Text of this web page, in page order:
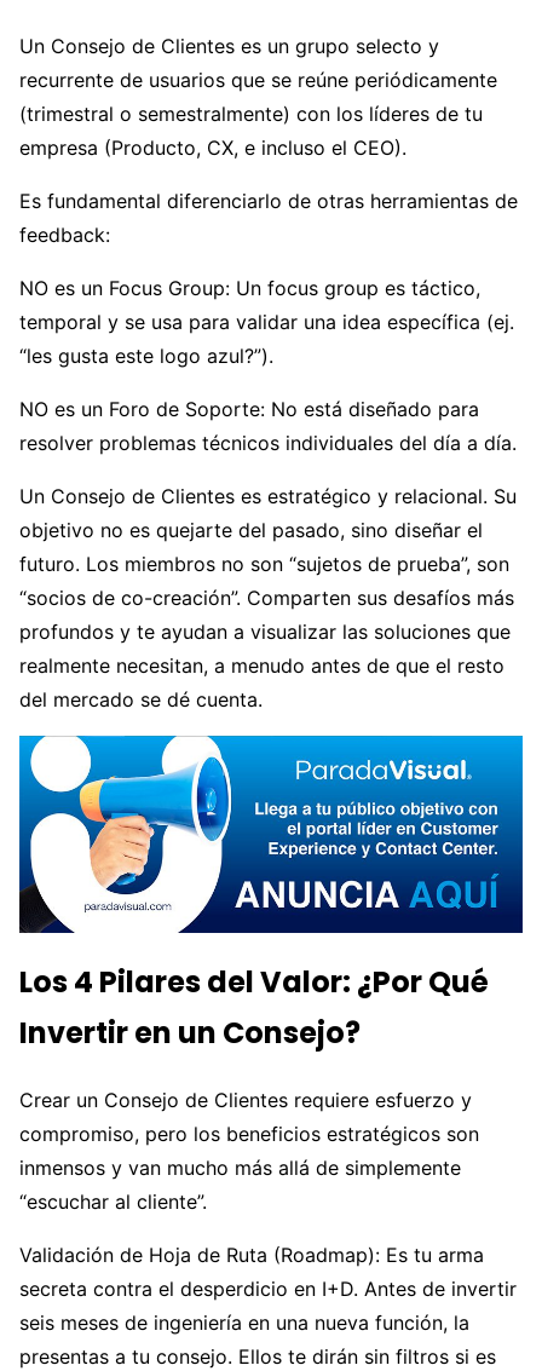
Un Consejo de Clientes es un grupo selecto y
recurrente de usuarios que se reúne periódicamente
(trimestral o semestralmente) con los líderes de tu
empresa (Producto, CX, e incluso el CEO).
Es fundamental diferenciarlo de otras herramientas de
feedback:
NO es un Focus Group: Un focus group es táctico,
temporal y se usa para validar una idea específica (ej.
“les gusta este logo azul?”).
NO es un Foro de Soporte: No está diseñado para
resolver problemas técnicos individuales del día a día.
Un Consejo de Clientes es estratégico y relacional. Su
objetivo no es quejarte del pasado, sino diseñar el
futuro. Los miembros no son “sujetos de prueba”, son
“socios de co-creación”. Comparten sus desafíos más
profundos y te ayudan a visualizar las soluciones que
realmente necesitan, a menudo antes de que el resto
del mercado se dé cuenta.
Los 4 Pilares del Valor: ¿Por Qué
Invertir en un Consejo?
Crear un Consejo de Clientes requiere esfuerzo y
compromiso, pero los beneficios estratégicos son
inmensos y van mucho más allá de simplemente
“escuchar al cliente”.
Validación de Hoja de Ruta (Roadmap): Es tu arma
secreta contra el desperdicio en I+D. Antes de invertir
seis meses de ingeniería en una nueva función, la
presentas a tu consejo. Ellos te dirán sin filtros si es